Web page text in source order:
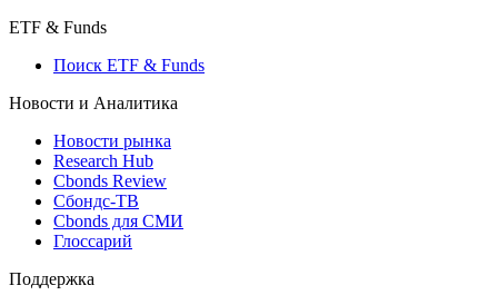
ETF & Funds
Поиск ETF & Funds
Новости и Аналитика
Новости рынка
Research Hub
Cbonds Review
Сбондс-ТВ
Cbonds для СМИ
Глоссарий
Поддержка